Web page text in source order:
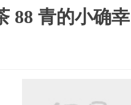
88 青的小确